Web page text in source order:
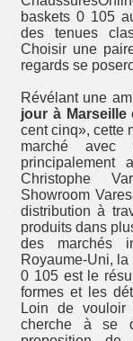
baskets 0 105
des tenues
Choisir une
regards se
Révélant une
jour à Marseille
cent cinq», cette
marché avec
principalement
Christophe
Showroom
distribution à
produits dans
des marchés
Royaume-Uni,
0 105 est le
formes et les
Loin de
cherche à se